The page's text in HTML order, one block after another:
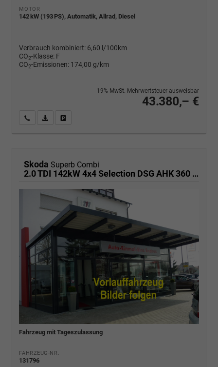
MOTOR
142 kW (193 PS), Automatik, Allrad, Diesel
Verbrauch kombiniert: 6,60 l/100km
CO2-Klasse: F
CO2-Emissionen: 174,00 g/km
43.380,– €
19% MwSt. Mehrwertsteuer ausweisbar
Wir rufen Sie anPDF-Fahrzeugexposé drucken
Skoda Superb Combi
2.0 TDI 142kW 4x4 Selection DSG AHK 360 Head Up Pano
Fahrzeug mit Tageszulassung
FAHRZEUG-NR.
131796